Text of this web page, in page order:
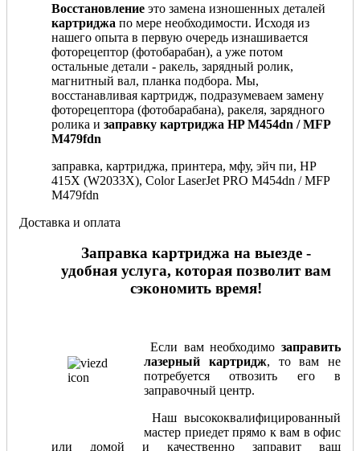
Восстановление это замена изношенных деталей
картриджа по мере необходимости. Исходя из
нашего опыта в первую очередь изнашивается
фоторецептор (фотобарабан), а уже потом
остальные детали - ракель, зарядный ролик,
магнитный вал, планка подбора. Мы,
восстанавливая картридж, подразумеваем замену
фоторецептора (фотобарабана), ракеля, зарядного
ролика и заправку картриджа HP M454dn / MFP
M479fdn
заправка, картриджа, принтера, мфу, эйч пи, HP
415X (W2033X), Color LaserJet PRO M454dn / MFP
M479fdn
Доставка и оплата
Заправка картриджа на выезде -
удобная услуга, которая позволит вам
сэкономить время!
Если вам необходимо заправить
лазерный картридж, то вам не
потребуется отвозить его в
заправочный центр.
Наш высококвалифицированный
мастер приедет прямо к вам в офис
или домой и качественно заправит ваш